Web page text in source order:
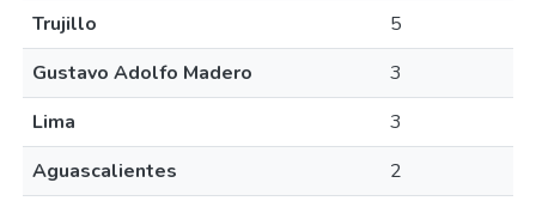
Trujillo
5
Gustavo Adolfo Madero
3
Lima
3
Aguascalientes
2